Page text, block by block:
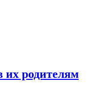
их родителям